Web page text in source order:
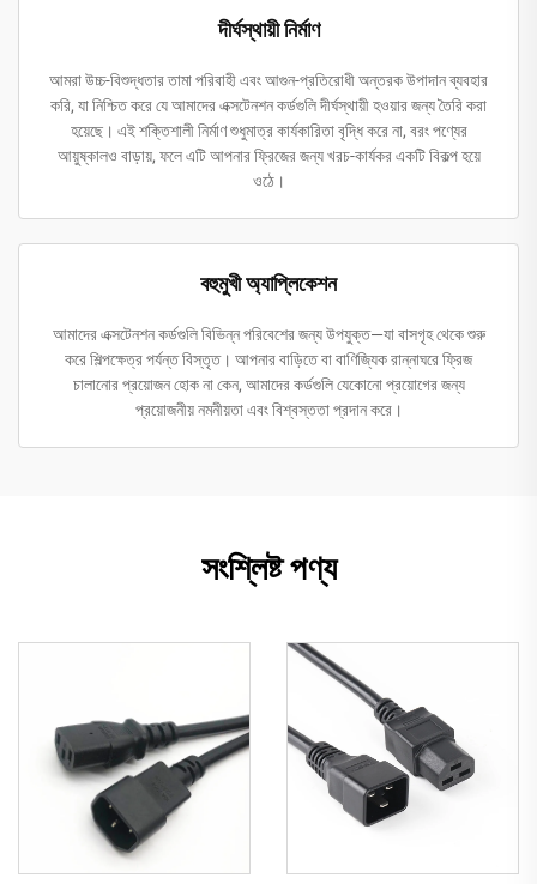
দীর্ঘস্থায়ী নির্মাণ
আমরা উচ্চ-বিশুদ্ধতার তামা পরিবাহী এবং আগুন-প্রতিরোধী অন্তরক উপাদান ব্যবহার
করি, যা নিশ্চিত করে যে আমাদের এক্সটেনশন কর্ডগুলি দীর্ঘস্থায়ী হওয়ার জন্য তৈরি করা
হয়েছে। এই শক্তিশালী নির্মাণ শুধুমাত্র কার্যকারিতা বৃদ্ধি করে না, বরং পণ্যের
আয়ুষ্কালও বাড়ায়, ফলে এটি আপনার ফ্রিজের জন্য খরচ-কার্যকর একটি বিকল্প হয়ে
ওঠে।
বহুমুখী অ্যাপ্লিকেশন
আমাদের এক্সটেনশন কর্ডগুলি বিভিন্ন পরিবেশের জন্য উপযুক্ত—যা বাসগৃহ থেকে শুরু
করে শিল্পক্ষেত্র পর্যন্ত বিস্তৃত। আপনার বাড়িতে বা বাণিজ্যিক রান্নাঘরে ফ্রিজ
চালানোর প্রয়োজন হোক না কেন, আমাদের কর্ডগুলি যেকোনো প্রয়োগের জন্য
প্রয়োজনীয় নমনীয়তা এবং বিশ্বস্ততা প্রদান করে।
সংশ্লিষ্ট পণ্য